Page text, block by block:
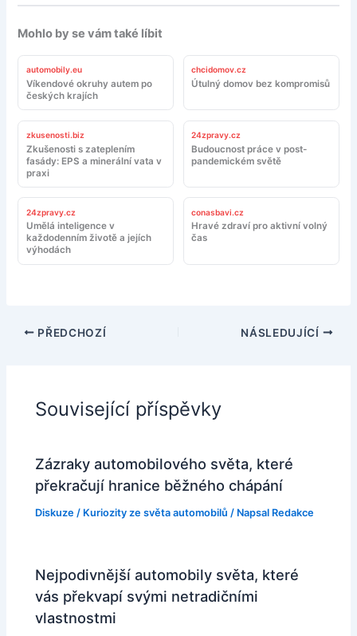
Mohlo by se vám také líbit
automobily.eu
Víkendové okruhy autem po
českých krajích
chcidomov.cz
Útulný domov bez kompromisů
zkusenosti.biz
Zkušenosti s zateplením
fasády: EPS a minerální vata v
praxi
24zpravy.cz
Budoucnost práce v post-
pandemickém světě
24zpravy.cz
Umělá inteligence v
každodenním životě a jejích
výhodách
conasbavi.cz
Hravé zdraví pro aktivní volný
čas
PŘEDCHOZÍ NÁSLEDUJÍCÍ
Související příspěvky
Zázraky automobilového světa, které
překračují hranice běžného chápání
Diskuze / Kuriozity ze světa automobilů / Napsal Redakce
Nejpodivnější automobily světa, které
vás překvapí svými netradičními
vlastnostmi